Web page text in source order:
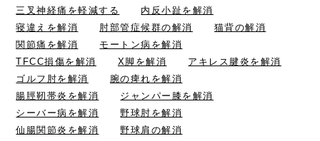
三叉神経痛を軽減する
内反小趾を解消
寝違えを解消
肘部管症候群の解消
猫背の解消
関節痛を解消
モートン病を解消
TFCC損傷を解消
X脚を解消
アキレス腱炎を解消
ゴルフ肘を解消
腕の痺れを解消
腸脛靭帯炎を解消
ジャンパー膝を解消
シーバー病を解消
野球肘を解消
仙腸関節炎を解消
野球肩の解消